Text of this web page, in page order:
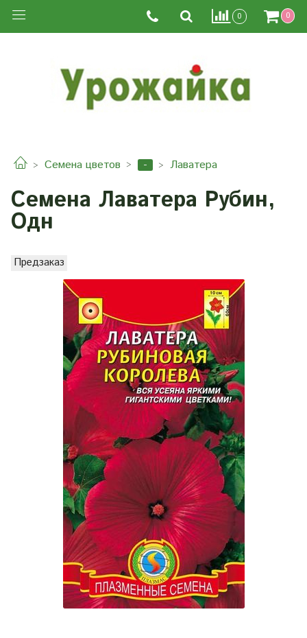
0 0
Семена цветов - Лаватера
Семена Лаватера Рубин,
Одн
Предзаказ